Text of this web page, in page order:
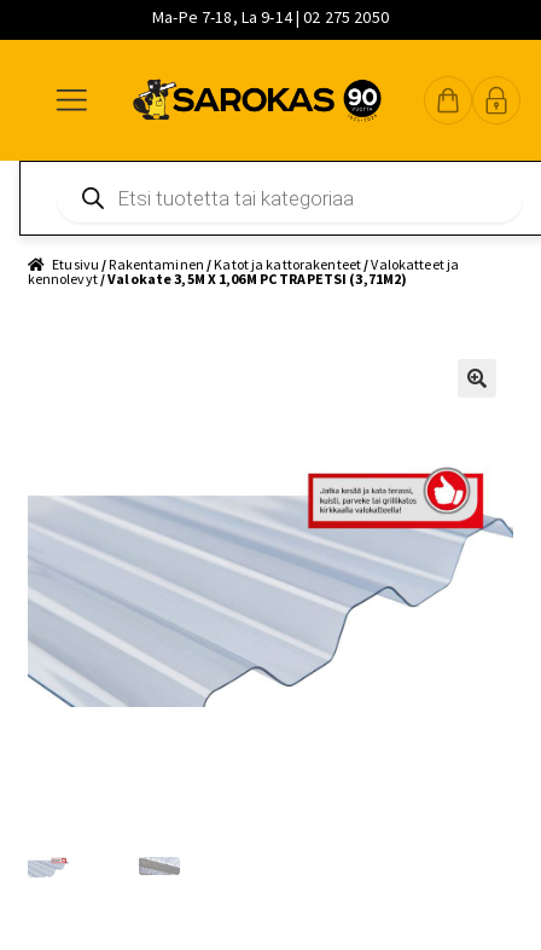
Ma-Pe 7-18, La 9-14 | 02 275 2050
navigointiin
sisältöön
pääsisältöön
search
Etusivu /Rakentaminen /Katot ja kattorakenteet /Valokatteet ja
kennolevyt/ Valokate 3,5M X 1,06M PC TRAPETSI (3,71M2)